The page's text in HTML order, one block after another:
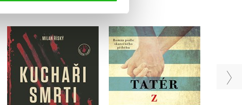
Kuchaři smrti –
autorská edice s
podpisem
Milan Říský
Tatér z Osvětimi
Heather Morrisová